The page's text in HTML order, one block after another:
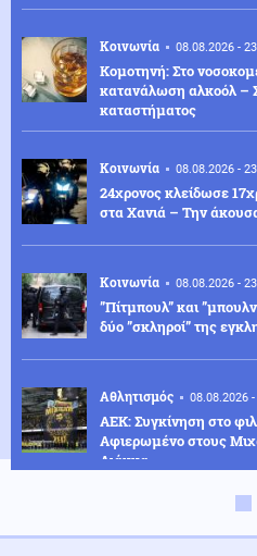
Κοινωνία 08.08.2026 -
Κομοτηνή: Στο
κατανάλωση αλκοόλ –
καταστήματος
Κοινωνία 08.08.2026 -
24χρονος κλείδωσε
στα Χανιά – Την
Κοινωνία 08.08.2026 -
”Πίτμπουλ” και
δύο ”σκληροί” της
Αθλητισμός 08.08.2026
ΑΕΚ: Συγκίνηση στο
Αφιερωμένο στους
Λιάκκα
Κωνσταντοπούλου: Το